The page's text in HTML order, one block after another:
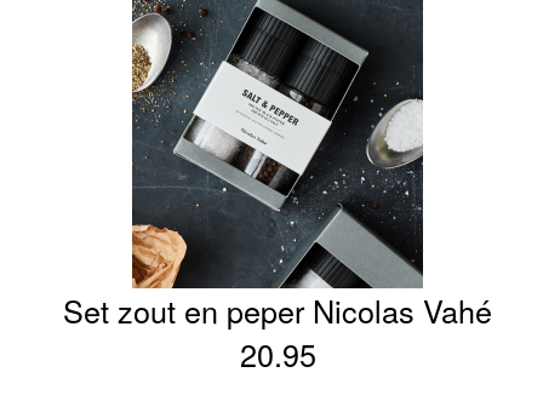
Set zout en peper Nicolas Vahé
20.95